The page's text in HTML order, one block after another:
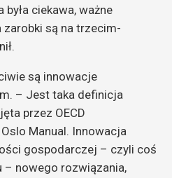
ciekawa, ważne
są na trzecim-
są innowacje
– Jest taka definicja
przez OECD
Manual. Innowacja
gospodarczej – czyli coś
– nowego rozwiązania,